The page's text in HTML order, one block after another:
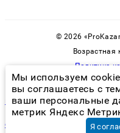
© 2026
Возрастная
Политика
по какой причине
сварка металлических труб
Мы используем
вы соглашаетесь с
ваши персональные
метрик Яндекс
Я